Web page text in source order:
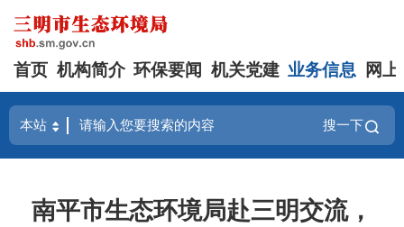
首页 机构简介 环保要闻 机关党建 业务信息 网
搜一下
南平市生态环境局赴三明交流，